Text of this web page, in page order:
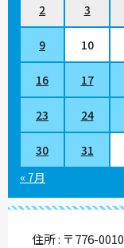
2 3
9 10
16 17
23 24
30
31
« 7月
住所 〒776-0010